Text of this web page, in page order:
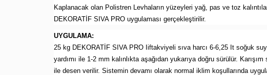
Kaplanacak olan Polistren Levhaların yüzeyleri yağ, pas ve toz
DEKORATİF SIVA PRO uygulaması gerçekleştirilir.
UYGULAMA:
25 kg DEKORATİF SIVA PRO Iiftakviyeli sıva harcı 6-6,25 It soğuk
yardımı ile 1-2 mm kalınlıkta aşağıdan yukarıya doğru sürülür.
ile desen verilir. Sistemin devamı olarak normal iklim koşullarında